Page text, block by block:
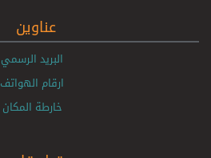
عناوين
البريد الرسمي
ارقام الهواتف
خارطة المكان